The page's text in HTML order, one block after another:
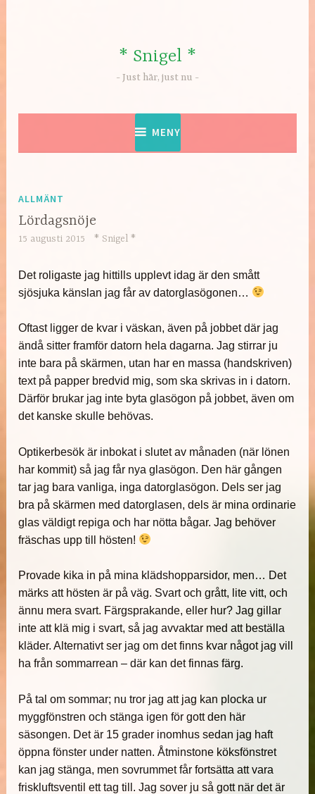
* Snigel *
Just här, just nu
MENY
ALLMÄNT
Lördagsnöje
15 augusti 2015 * Snigel *
Det roligaste jag hittills upplevt idag är den smått
sjösjuka känslan jag får av datorglasögonen…
Oftast ligger de kvar i väskan, även på jobbet där jag
ändå sitter framför datorn hela dagarna. Jag stirrar ju
inte bara på skärmen, utan har en massa (handskriven)
text på papper bredvid mig, som ska skrivas in i datorn.
Därför brukar jag inte byta glasögon på jobbet, även om
det kanske skulle behövas.
Optikerbesök är inbokat i slutet av månaden (när lönen
har kommit) så jag får nya glasögon. Den här gången
tar jag bara vanliga, inga datorglasögon. Dels ser jag
bra på skärmen med datorglasen, dels är mina ordinarie
glas väldigt repiga och har nötta bågar. Jag behöver
fräschas upp till hösten!
Provade kika in på mina klädshopparsidor, men… Det
märks att hösten är på väg. Svart och grått, lite vitt, och
ännu mera svart. Färgsprakande, eller hur? Jag gillar
inte att klä mig i svart, så jag avvaktar med att beställa
kläder. Alternativt ser jag om det finns kvar något jag vill
ha från sommarrean – där kan det finnas färg.
På tal om sommar; nu tror jag att jag kan plocka ur
myggfönstren och stänga igen för gott den här
säsongen. Det är 15 grader inomhus sedan jag haft
öppna fönster under natten. Åtminstone köksfönstret
kan jag stänga, men sovrummet får fortsätta att vara
friskluftsventil ett tag till. Jag sover ju så gott när det är